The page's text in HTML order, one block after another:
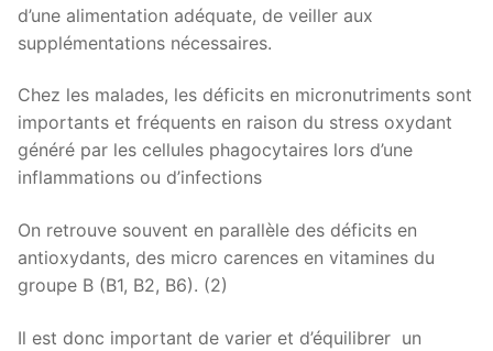
d’une alimentation adéquate, de veiller aux
supplémentations nécessaires.
Chez les malades, les déficits en micronutriments sont
importants et fréquents en raison du stress oxydant
généré par les cellules phagocytaires lors d’une
inflammations ou d’infections
On retrouve souvent en parallèle des déficits en
antioxydants, des micro carences en vitamines du
groupe B (B1, B2, B6). (2)
Il est donc important de varier et d’équilibrer un